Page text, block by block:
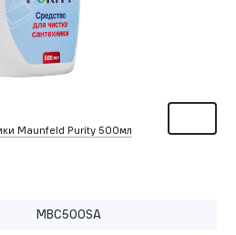
Maunfeld Purity 500мл
MBC500SA